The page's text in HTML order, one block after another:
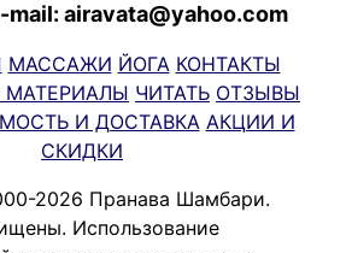
mail: airavata@yahoo.com
МАССАЖИ ЙОГА КОНТАКТЫ
ЧИТАТЬ ОТЗЫВЫ
И ДОСТАВКА АКЦИИ И
СКИДКИ
2026 Пранава Шамбари.
Использование